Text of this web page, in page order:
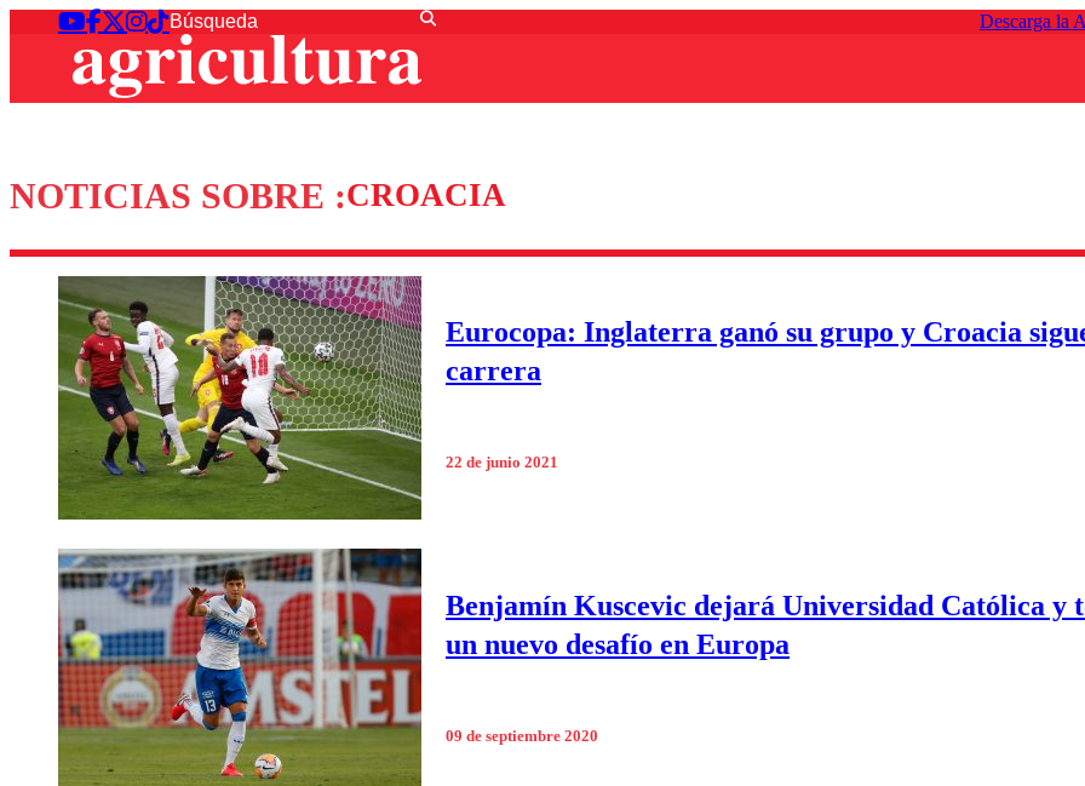
Descarga la
NOTICIAS SOBRE :CROACIA
Eurocopa: Inglaterra ganó su grupo y Croacia
carrera
22 de junio 2021
Benjamín Kuscevic dejará Universidad Católica y
un nuevo desafío en Europa
09 de septiembre 2020